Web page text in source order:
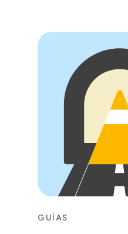
GUÍAS